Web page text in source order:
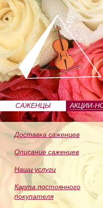
САЖЕНЦЫ
ПИТОМНИКА
АКЦИИ-
Доставка саженцев
Описание саженцев
Наши услуги
Карта постоянного
покупателя